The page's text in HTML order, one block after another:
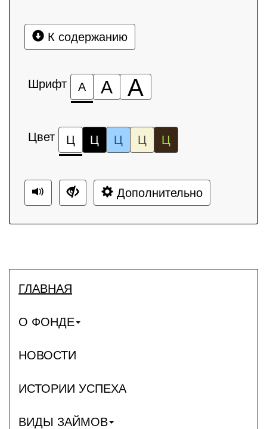
К содержанию
Шрифт А А А
Цвет Ц Ц Ц Ц Ц
Дополнительно
ГЛАВНАЯ
О ФОНДЕ
НОВОСТИ
ИСТОРИИ УСПЕХА
ВИДЫ ЗАЙМОВ